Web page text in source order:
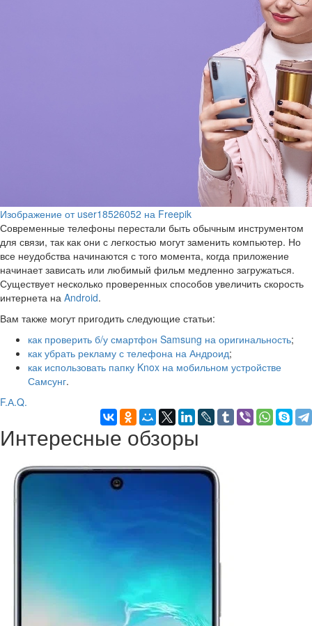
Изображение от user18526052 на Freepik
Современные телефоны перестали быть обычным инструментом
для связи, так как они с легкостью могут заменить компьютер. Но
все неудобства начинаются с того момента, когда приложение
начинает зависать или любимый фильм медленно загружаться.
Существует несколько проверенных способов увеличить скорость
интернета на Android.
Вам также могут пригодить следующие статьи:
как проверить б/у смартфон Samsung на оригинальность;
как убрать рекламу с телефона на Андроид;
как использовать папку Knox на мобильном устройстве
Самсунг.
F.А.Q.
Интересные обзоры